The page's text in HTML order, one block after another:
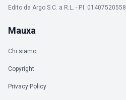
Edito da Argo S.C. a R.L. - P.I. 01407520558
Mauxa
Chi siamo
Copyright
Privacy Policy